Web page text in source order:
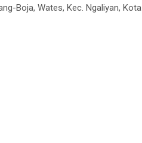
Boja, Wates, Kec. Ngaliyan,